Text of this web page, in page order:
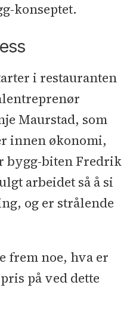
konseptet.
i restauranten
Maurstad, som
innen økonomi,
bygg-biten Fredrik
arbeidet så å si
og er strålende
frem noe, hva er
på ved dette